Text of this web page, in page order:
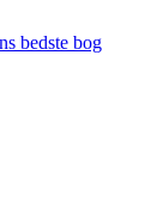
bedste bog